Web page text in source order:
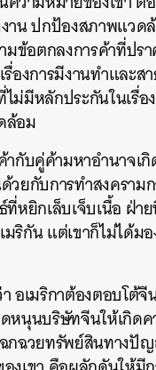
าน ปกป้องสภาพแวด
มข้อตกลงการค้าที่ปร
รื่องการมีงานทำและ
ม่มีหลักประกันในเรื่อ
ล้อม
ากับคู่ค้ามหาอำนาจเ
วยกับการทำสงคราม
ที่หยิกเล็บเจ็บเนื้อ ฝ่
ริกัน แต่เขาก็ไม่ได้ม
อเมริกาต้องตอบโต้
หนุนบริษัทจีนให้เกิดค
กฉวยทรัพย์สินทางปั
TWEET LINE